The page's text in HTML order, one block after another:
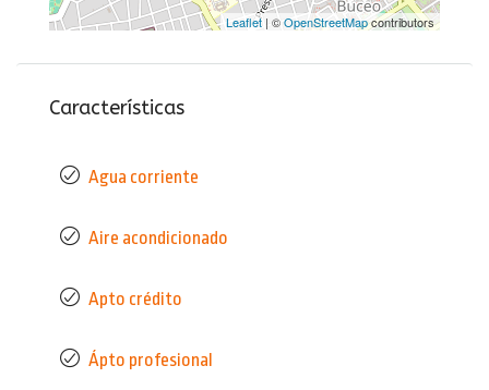
Leaflet | ©OpenStreetMapcontributors
Características
Agua corriente
Aire acondicionado
Apto crédito
Ápto profesional